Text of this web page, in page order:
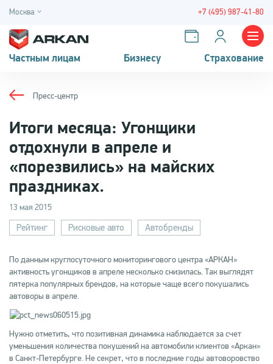
Москва +7 (495) 987-41-80
Частным лицам Бизнесу Страхование
Пресс-центр
Итоги месяца: Угонщики
отдохнули в апреле и
«порезвились» на майских
праздниках.
13 мая 2015
Рейтинг Рисковые авто Автобренды
По данным круглосуточного мониторингового центра «АРКАН»
активность угонщиков в апреле несколько снизилась. Так выглядят
пятерка популярных брендов, на которые чаще всего покушались
автоворы в апреле.
Нужно отметить, что позитивная динамика наблюдается за счет
уменьшения количества покушений на автомобили клиентов «Аркан»
в Санкт-Петербурге. Не секрет, что в последние годы автоворовство